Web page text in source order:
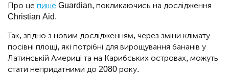
Про це пише Guardian, покликаючись на дослідження
Christian Aid.
Так, згідно з новим дослідженням, через зміни клімату
посівні площі, які потрібні для вирощування бананів у
Латинській Америці та на Карибських островах, можуть
стати непридатними до 2080 року.